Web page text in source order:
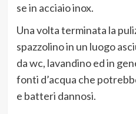
se in acciaio inox.
Una volta terminata la
spazzolino in un luogo
da wc, lavandino ed in
fonti d’acqua che
e batteri dannosi.